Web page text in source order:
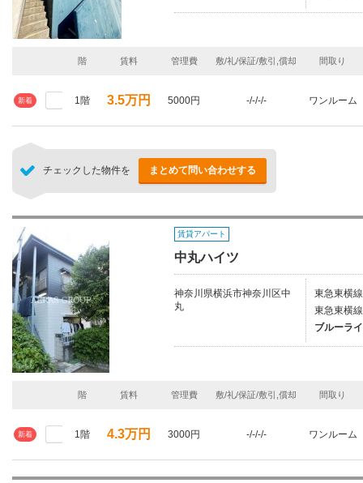
階 賃料 管理費 敷/礼/保証/敷引,償却 間取り
新着 1階 3.5万円 5000円 -/-/-/- ワンルーム
チェックした物件を まとめて問い合わせする
賃貸アパート
中丸ハイツ
神奈川県横浜市神奈川区中
丸
東急東横
東急東横
ブルーラ
階 賃料 管理費 敷/礼/保証/敷引,償却 間取り
新着 1階 4.3万円 3000円 -/-/-/- ワンルーム